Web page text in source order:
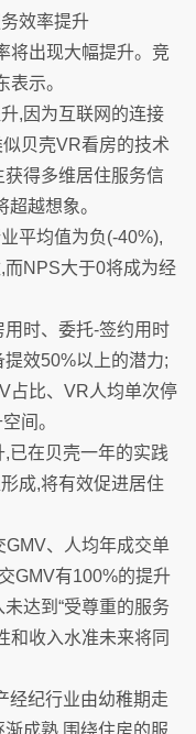
效率提升
将出现大幅提升。竞
示。
,因为互联网的连接
似贝壳VR看房的技术
得多维居住服务信
越想象。
平均值为负(-40%),
而NPS大于0将成为经
时、委托-签约用时
效50%以上的潜力;
占比、VR人均单次停
间。
已在贝壳一年的实践
成,将有效促进居住
GMV、人均年成交单
GMV有100%的提升
达到“受尊重的服务
和收入水准未来将同
经纪行业由幼稚期走
成熟,围绕住房的服